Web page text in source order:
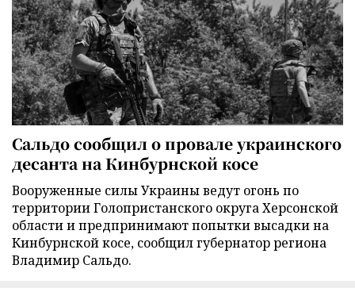
Сальдо сообщил о провале украинского
десанта на Кинбурнской косе
Вооруженные силы Украины ведут огонь по
территории Голопристанского округа Херсонской
области и предпринимают попытки высадки на
Кинбурнской косе, сообщил губернатор региона
Владимир Сальдо.